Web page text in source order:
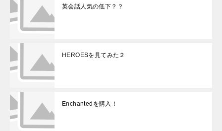
英会話人気の低下？？
HEROESを見てみた２
Enchantedを購入！